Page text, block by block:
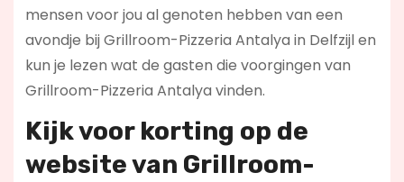
mensen voor jou al genoten hebben van een
avondje bij Grillroom-Pizzeria Antalya in Delfzijl en
kun je lezen wat de gasten die voorgingen van
Grillroom-Pizzeria Antalya vinden.
Kijk voor korting op de
website van Grillroom-